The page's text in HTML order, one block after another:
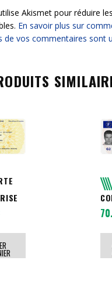
Akismet pour réduire les
En savoir plus sur
de vos commentaires sont